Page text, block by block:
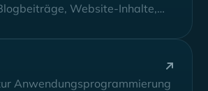
Website-Inhalte,
Anwendungsprogrammierung